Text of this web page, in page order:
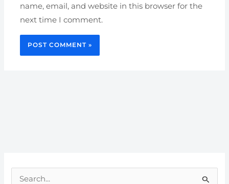
name, email, and website in this browser for the
next time I comment.